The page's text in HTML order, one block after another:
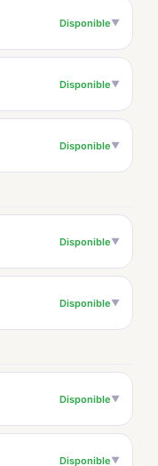
Disponible▼
Disponible▼
Disponible▼
Disponible▼
Disponible▼
Disponible▼
Disponible▼